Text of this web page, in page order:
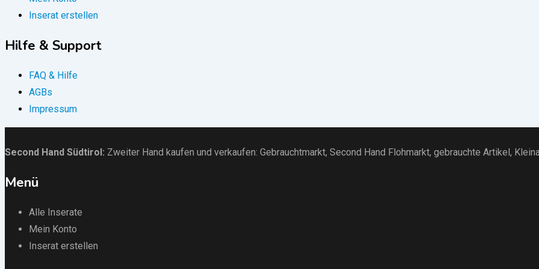
Inserat erstellen
Hilfe & Support
FAQ & Hilfe
AGBs
Impressum
Second Hand Südtirol : Zweiter Hand kaufen und verkaufen: Gebrauchtmarkt, Second Hand Flohmarkt, gebrauchte Artikel ,
Menü
Alle Inserate
Mein Konto
Inserat erstellen